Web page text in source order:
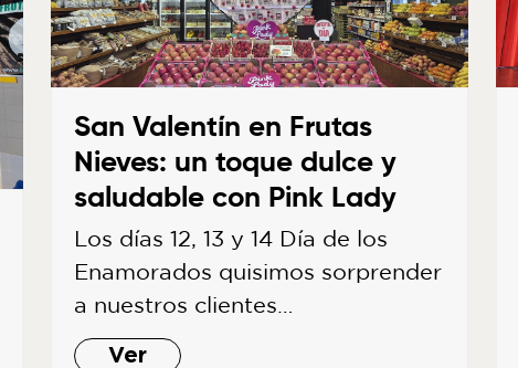
San Valentín en Frutas
Nieves: un toque dulce y
saludable con Pink Lady
Los días 12, 13 y 14 Día de los
Enamorados quisimos sorprender
a nuestros clientes…
Ver